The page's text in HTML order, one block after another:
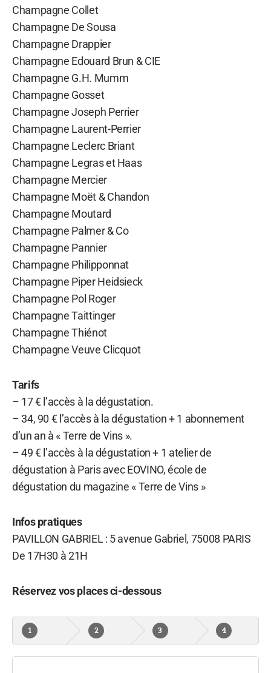
Champagne Collet
Champagne De Sousa
Champagne Drappier
Champagne Edouard Brun & CIE
Champagne G.H. Mumm
Champagne Gosset
Champagne Joseph Perrier
Champagne Laurent-Perrier
Champagne Leclerc Briant
Champagne Legras et Haas
Champagne Mercier
Champagne Moët & Chandon
Champagne Moutard
Champagne Palmer & Co
Champagne Pannier
Champagne Philipponnat
Champagne Piper Heidsieck
Champagne Pol Roger
Champagne Taittinger
Champagne Thiénot
Champagne Veuve Clicquot
Tarifs
– 17 € l’accès à la dégustation.
– 34, 90 € l’accès à la dégustation + 1 abonnement
d’un an à « Terre de Vins ».
– 49 € l’accès à la dégustation + 1 atelier de
dégustation à Paris avec EOVINO, école de
dégustation du magazine « Terre de Vins »
Infos pratiques
PAVILLON GABRIEL : 5 avenue Gabriel, 75008 PARIS
De 17H30 à 21H
Réservez vos places ci-dessous